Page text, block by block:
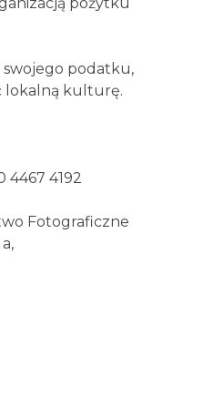
swojego podatku,
lokalną kulturę.
4467 4192
Fotograficzne